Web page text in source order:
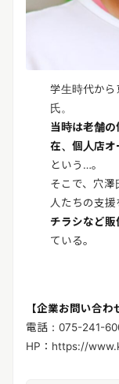
学生時代から
氏。
当時は老舗の
在、個人店
という…。
そこで、穴
人たちの支援
チラシなど
ている。
【企業お問い合
電話：075-241-
HP：https://